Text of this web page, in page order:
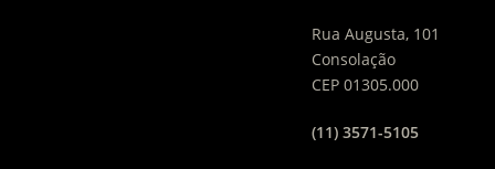
Rua Augusta, 101
Consolação
CEP 01305.000
(11) 3571-5105